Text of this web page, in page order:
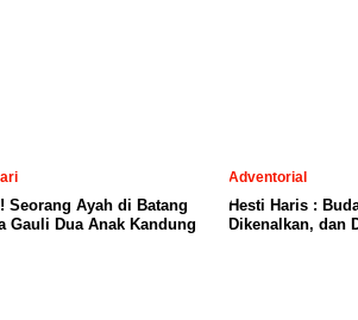
Seorang Ayah di Batang
Gauli Dua Anak Kandung
Adventorial
Hesti Haris :
Dikenalkan, dan